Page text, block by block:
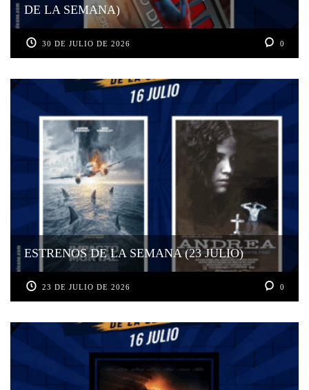
DE LA SEMANA)
30 DE JULIO DE 2026 0
ESTRENOS DE LA SEMANA (23 JULIO)
23 DE JULIO DE 2026 0